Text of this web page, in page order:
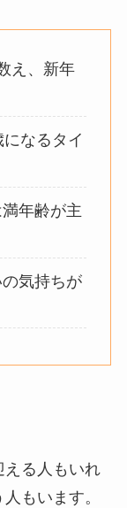
え、新年
なるタイ
年齢が主
気持ちが
える人もいれ
もいます。